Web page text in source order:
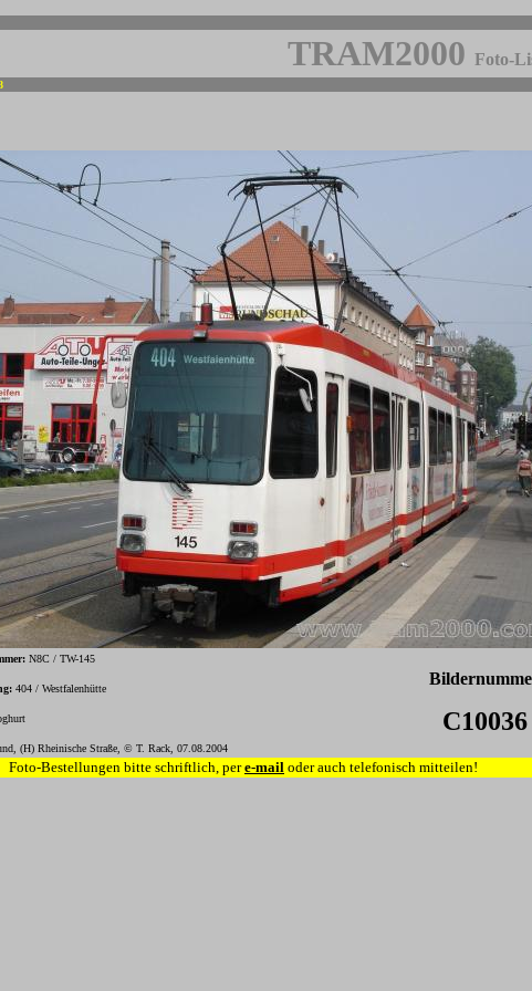
TRAM2000 Foto-
N8C / TW-145
404 / Westfalenhütte
(H) Rheinische Straße, © T. Rack, 07.08.2004
C10036
Foto-Bestellungen bitte schriftlich, pere-mail oder auch telefonisch mitteilen!